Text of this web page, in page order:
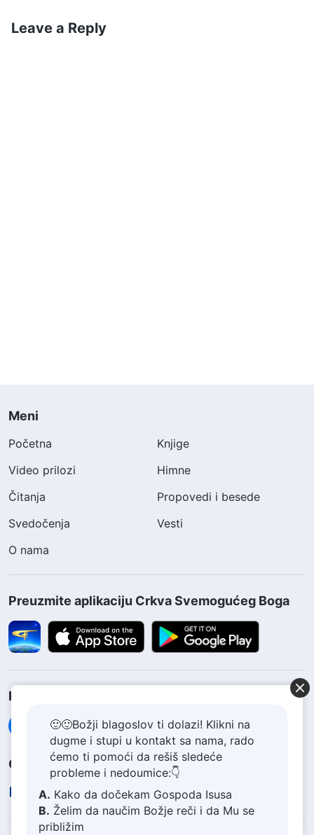
Leave a Reply
Meni
Početna
Knjige
Video prilozi
Himne
Čitanja
Propovedi i besede
Svedočenja
Vesti
O nama
Preuzmite aplikaciju Crkva Svemogućeg Boga
Pratite nas
Obratite nam se
contact.sr@godfootsteps.org
🙂🙂Božji blagoslov ti dolazi! Klikni na
dugme i stupi u kontakt sa nama, rado
ćemo ti pomoći da rešiš sledeće
probleme i nedoumice:👇
A. Kako da dočekam Gospoda Isusa
B. Želim da naučim Božje reči i da Mu se
približim